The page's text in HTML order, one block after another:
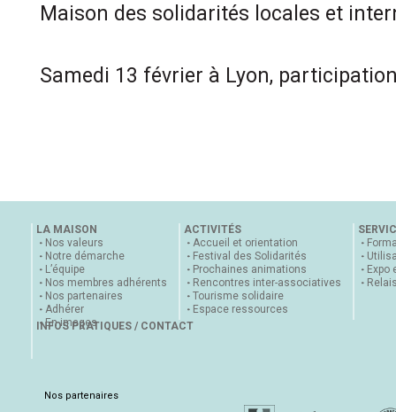
Maison des solidarités locales et
Samedi 13 février à Lyon,
LA MAISON
Nos valeurs
Notre démarche
L’équipe
Nos membres adhérents
Nos partenaires
Adhérer
En images
ACTIVITÉS
Accueil et orientation
Festival des Solidarités
Prochaines animations
Rencontres inter-associatives
Tourisme solidaire
Espace ressources
Expo
INFOS PRATIQUES / CONTACT
Nos partenaires